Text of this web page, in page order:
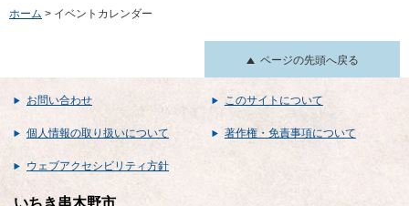
ホーム > イベントカレンダー
ページの先頭へ戻る
お問い合わせ このサイトについて
個人情報の取り扱いについて 著作権・免責事項について
ウェブアクセシビリティ方針
いちき串木野市